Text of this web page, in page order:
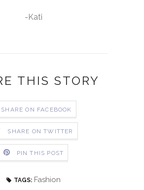
-Kati
THIS STORY
SHARE ON FACEBOOK
SHARE ON TWITTER
PIN THIS POST
TAGS: Fashion